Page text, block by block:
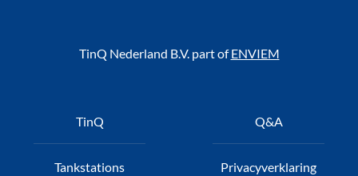
TinQ Nederland B.V. part ofENVIEM
TinQ
Tankstations
Q&A
Privacyverklaring